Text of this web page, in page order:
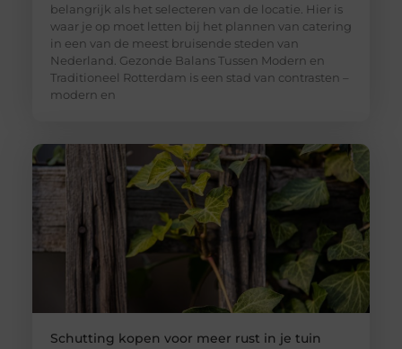
belangrijk als het selecteren van de locatie. Hier is
waar je op moet letten bij het plannen van catering
in een van de meest bruisende steden van
Nederland. Gezonde Balans Tussen Modern en
Traditioneel Rotterdam is een stad van contrasten –
modern en
Schutting kopen voor meer rust in je tuin